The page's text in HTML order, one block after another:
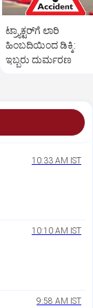
ಟ್ರ್ಯಾಕ್ಟರ್‌ಗೆ ಲಾರಿ
ಹಿಂಬದಿಯಿಂದ ಡಿಕ್ಕಿ:
ಇಬ್ಬರು ದುರ್ಮರಣ
10:33 AM IST
10:10 AM IST
9:58 AM IST